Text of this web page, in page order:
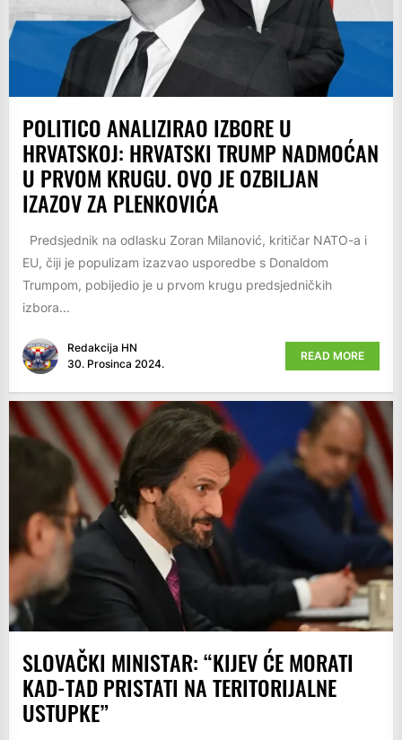
POLITICO ANALIZIRAO IZBORE U
HRVATSKOJ: HRVATSKI TRUMP NADMOĆAN
U PRVOM KRUGU. OVO JE OZBILJAN
IZAZOV ZA PLENKOVIĆA
Predsjednik na odlasku Zoran Milanović, kritičar NATO-a i
EU, čiji je populizam izazvao usporedbe s Donaldom
Trumpom, pobijedio je u prvom krugu predsjedničkih
izbora...
Redakcija HN
30. Prosinca 2024.
READ MORE
SLOVAČKI MINISTAR: “KIJEV ĆE MORATI
KAD-TAD PRISTATI NA TERITORIJALNE
USTUPKE”